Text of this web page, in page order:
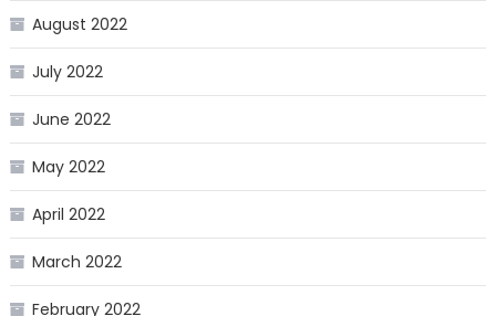
August 2022
July 2022
June 2022
May 2022
April 2022
March 2022
February 2022